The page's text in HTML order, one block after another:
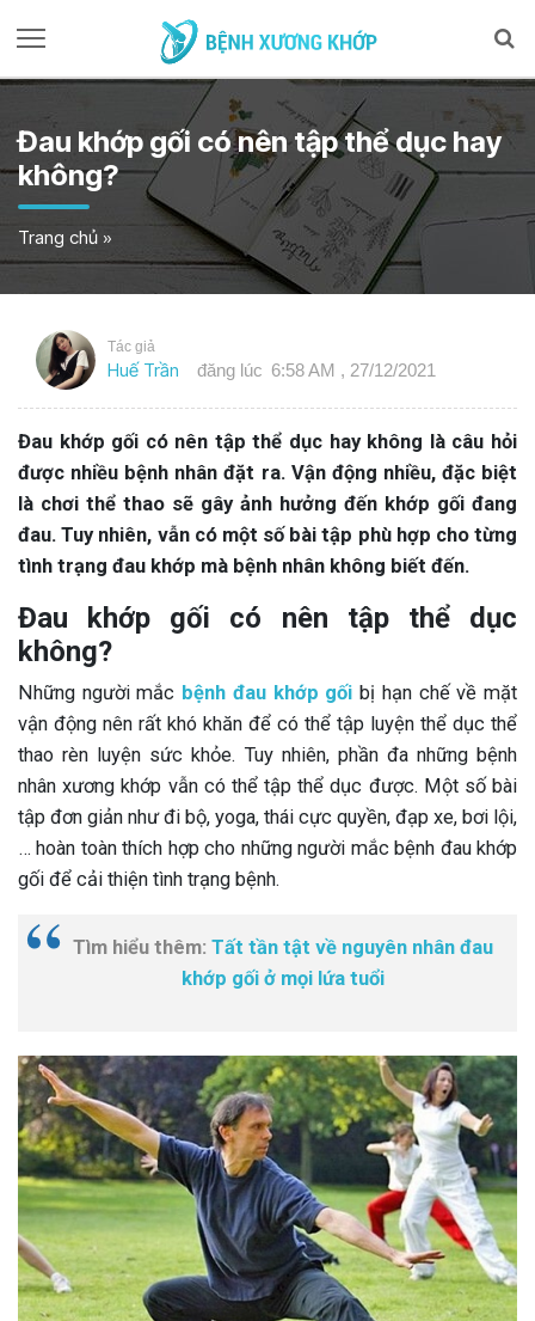
Đau khớp gối có nên tập thể dục hay
không?
Trang chủ »
Tác giả
Huế Trần đăng lúc 6:58 AM , 27/12/2021
Đau khớp gối có nên tập thể dục hay không là câu hỏi
được nhiều bệnh nhân đặt ra. Vận động nhiều, đặc biệt
là chơi thể thao sẽ gây ảnh hưởng đến khớp gối đang
đau. Tuy nhiên, vẫn có một số bài tập phù hợp cho từng
tình trạng đau khớp mà bệnh nhân không biết đến.
Đau khớp gối có nên tập thể dục
không?
Những người mắc bệnh đau khớp gối bị hạn chế về mặt
vận động nên rất khó khăn để có thể tập luyện thể dục thể
thao rèn luyện sức khỏe. Tuy nhiên, phần đa những bệnh
nhân xương khớp vẫn có thể tập thể dục được. Một số bài
tập đơn giản như đi bộ, yoga, thái cực quyền, đạp xe, bơi lội,
… hoàn toàn thích hợp cho những người mắc bệnh đau khớp
gối để cải thiện tình trạng bệnh.
Tìm hiểu thêm: Tất tần tật về nguyên nhân đau
khớp gối ở mọi lứa tuổi